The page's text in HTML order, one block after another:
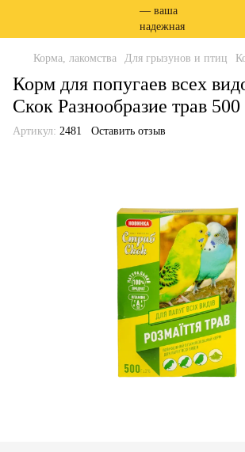
Корма, лакомства Для грызунов и птиц
Корм для попугаев всех
Скок Разнообразие трав
Артикул: 2481 Оставить отзыв